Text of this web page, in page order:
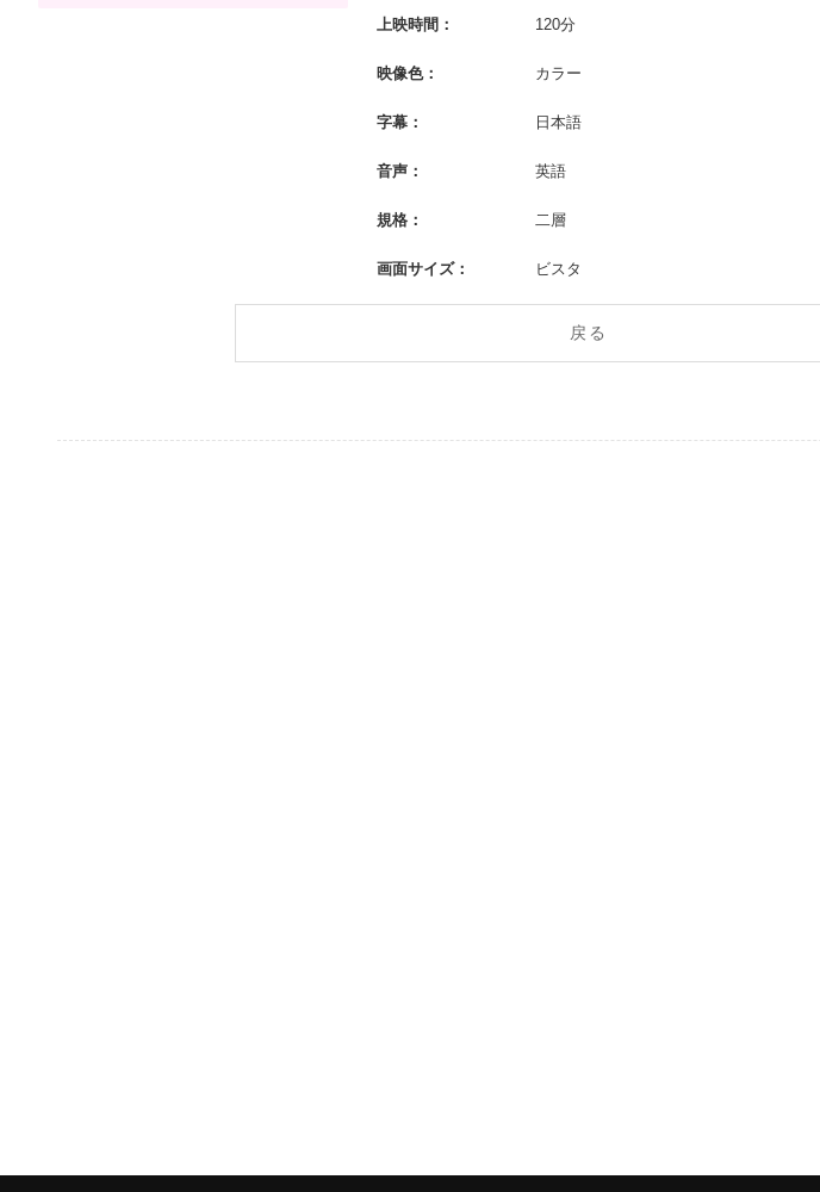
上映時間： 120分
映像色： カラー
字幕： 日本語
音声： 英語
規格： 二層
画面サイズ： ビスタ
戻る